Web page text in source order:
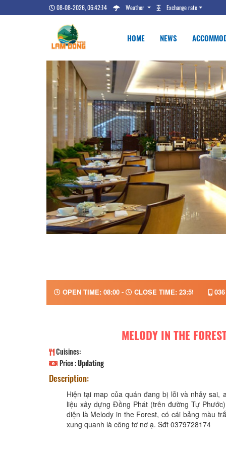
08-08-2026, 06:42:15 Weather Exchange rate
HOME NEWS
OPEN TIME: 08:00 - CLOSE TIME: 23:59 036
MELODY IN THE
Cuisines:
Price :Updating
Description:
Hiện tại map của quán đang bị lỗi và nhảy sai,
liệu xây dựng Đồng Phát (trên đường Tự
diện là Melody in the Forest, có cái bảng màu
xung quanh là công tơ nơ ạ. Sđt 0379728174